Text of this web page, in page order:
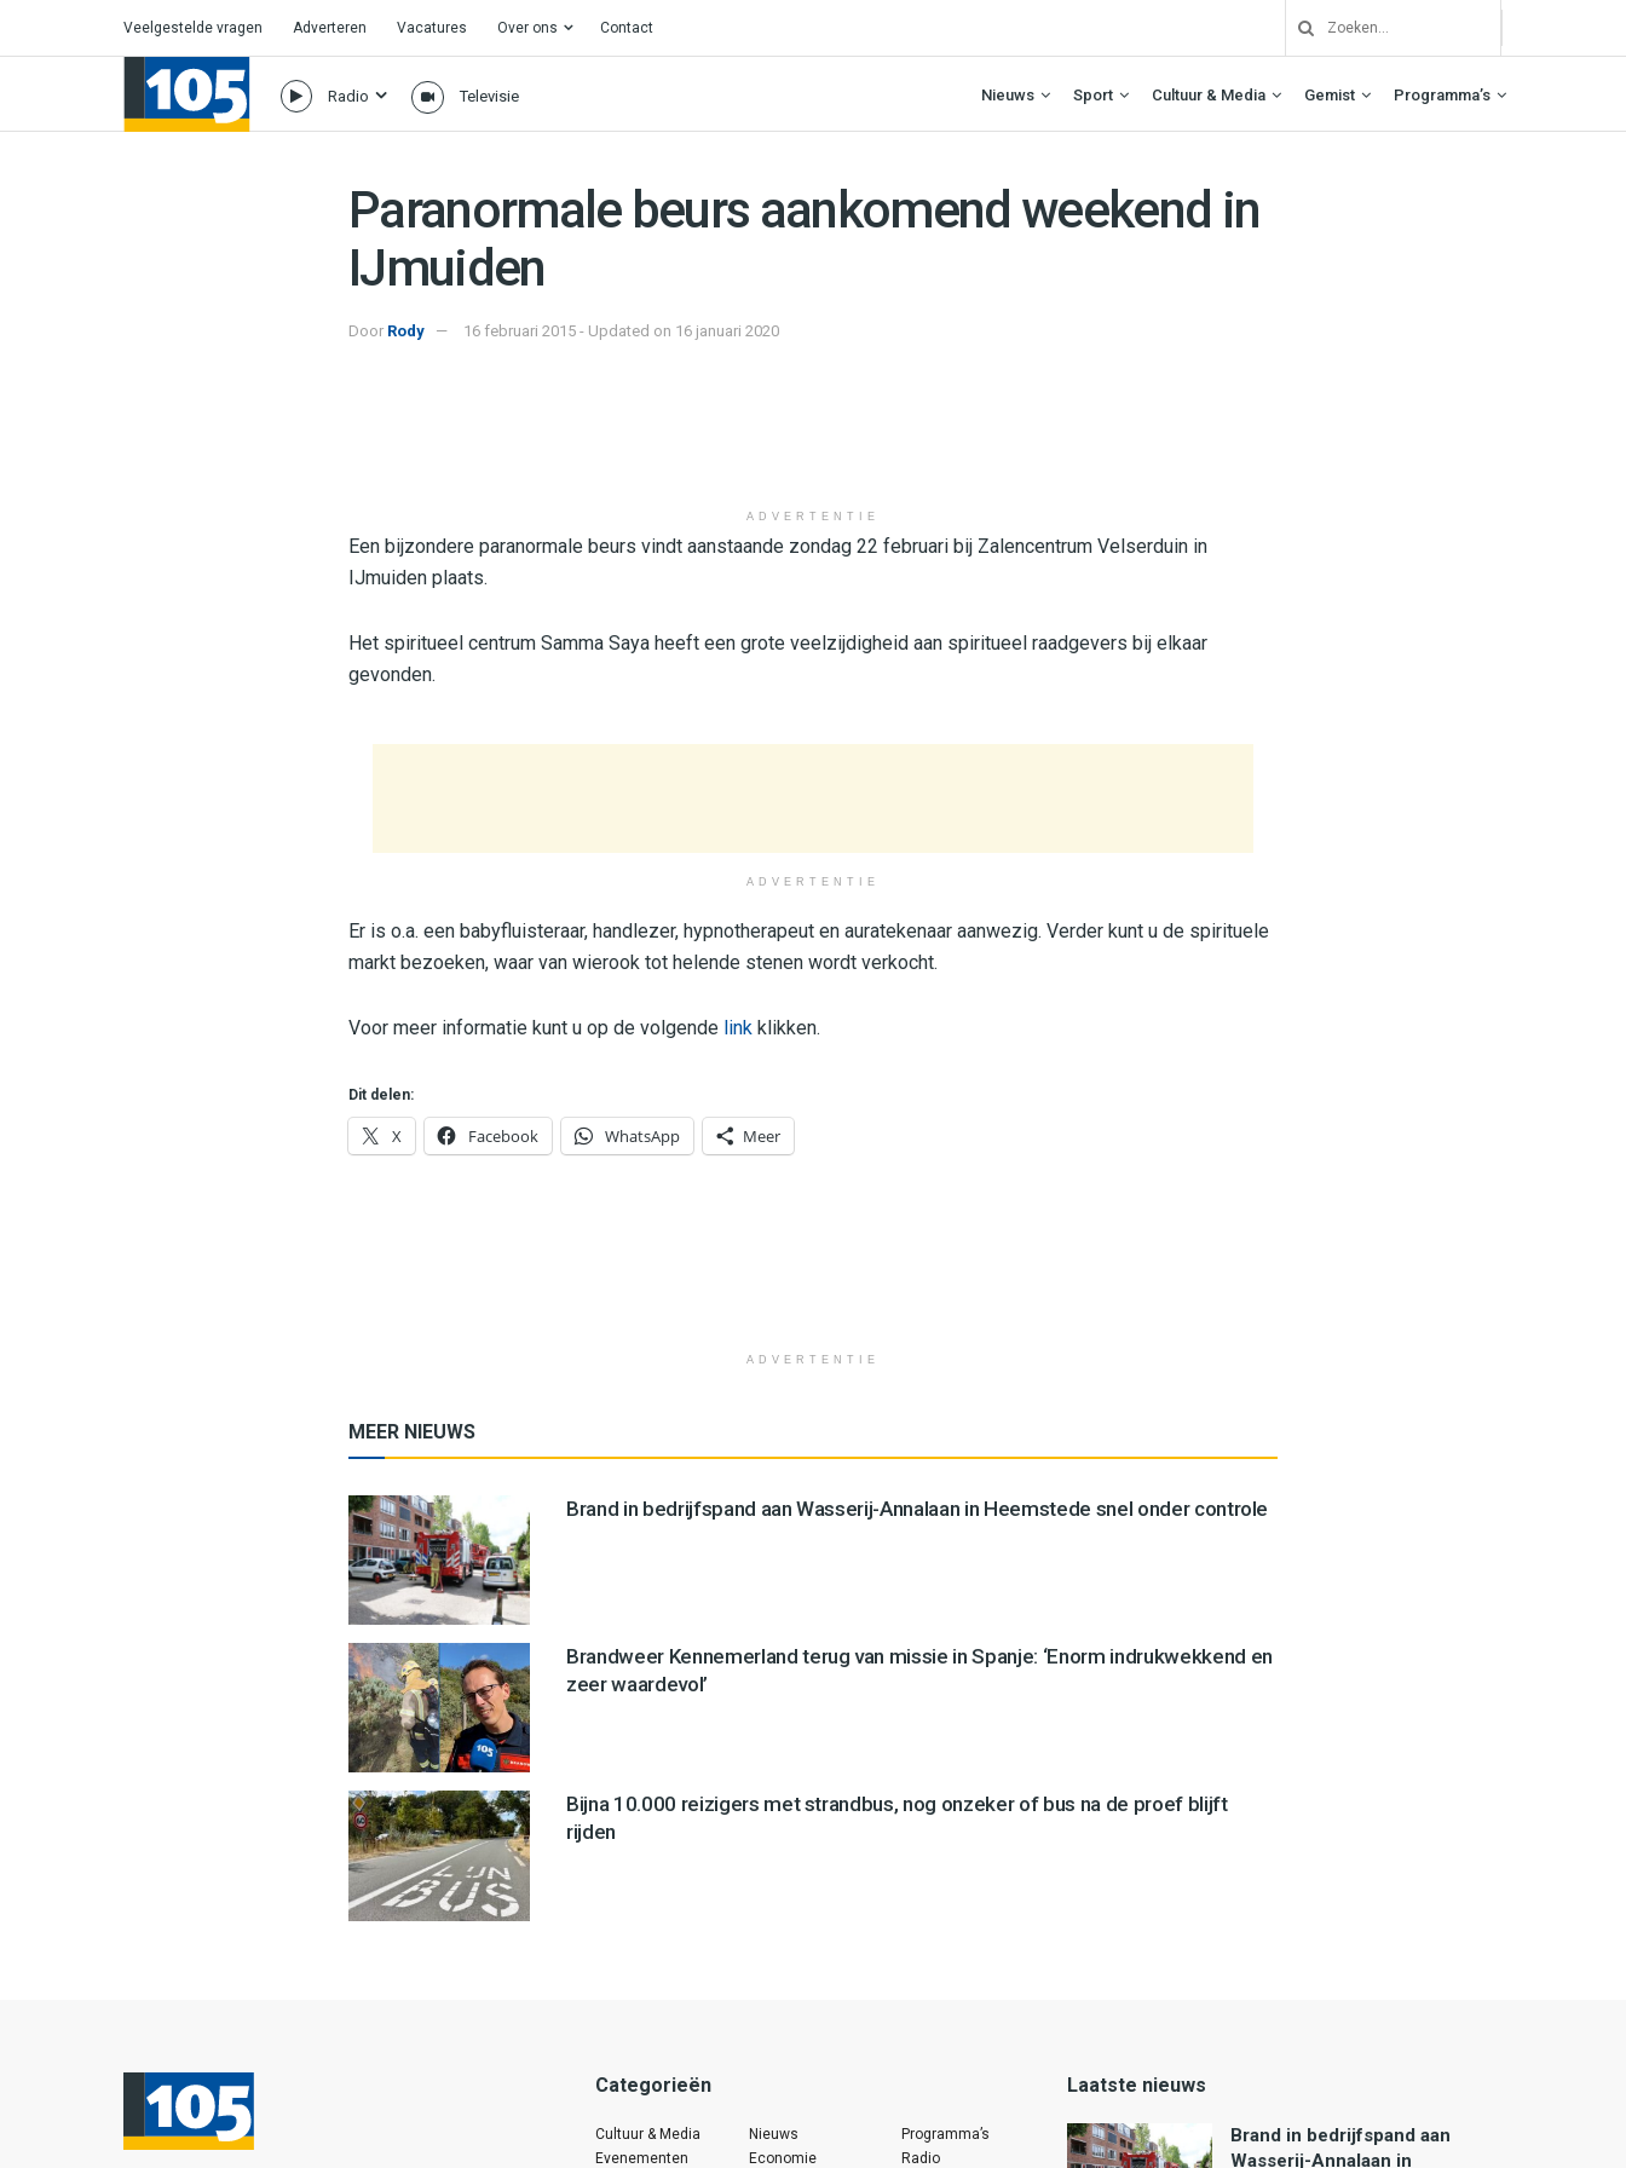
Veelgestelde vragen Adverteren Vacatures Over ons Contact
Radio Televisie Nieuws Sport Cultuur & Media Gemist Programma’s
Paranormale beurs aankomend weekend in
IJmuiden
Door Rody 16 februari 2015 - Updated on 16 januari 2020
ADVERTENTIE
Een bijzondere paranormale beurs vindt aanstaande zondag 22 februari bij Zalencentrum Velserduin in
IJmuiden plaats.
Het spiritueel centrum Samma Saya heeft een grote veelzijdigheid aan spiritueel raadgevers bij elkaar
gevonden.
ADVERTENTIE
Er is o.a. een babyfluisteraar, handlezer, hypnotherapeut en auratekenaar aanwezig. Verder kunt u de spirituele
markt bezoeken, waar van wierook tot helende stenen wordt verkocht.
Voor meer informatie kunt u op de volgende link klikken.
Dit delen:
X Facebook WhatsApp Meer
ADVERTENTIE
MEER NIEUWS
Brand in bedrijfspand aan Wasserij-Annalaan in Heemstede snel onder controle
Brandweer Kennemerland terug van missie in Spanje: ‘Enorm indrukwekkend en
zeer waardevol’
Bijna 10.000 reizigers met strandbus, nog onzeker of bus na de proef blijft
rijden
Categorieën
Cultuur & Media
Evenementen
Nieuws
Economie
Programma’s
Radio
Laatste nieuws
Brand in bedrijfspand aan
Wasserij-Annalaan in